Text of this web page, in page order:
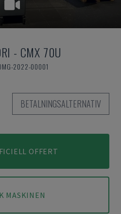
- CMX 70U
2022-00001
BETALNINGSALTERNATIV
OFFERT
MASKINEN